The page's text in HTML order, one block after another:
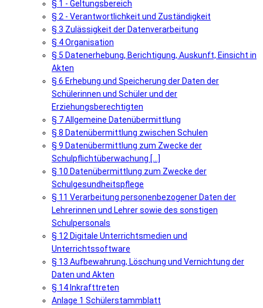
§ 1 - Geltungsbereich
§ 2 - Verantwortlichkeit und Zuständigkeit
§ 3 Zulässigkeit der Datenverarbeitung
§ 4 Organisation
§ 5 Datenerhebung, Berichtigung, Auskunft, Einsicht in
Akten
§ 6 Erhebung und Speicherung der Daten der
Schülerinnen und Schüler und der
Erziehungsberechtigten
§ 7 Allgemeine Datenübermittlung
§ 8 Datenübermittlung zwischen Schulen
§ 9 Datenübermittlung zum Zwecke der
Schulpflichtüberwachung [...]
§ 10 Datenübermittlung zum Zwecke der
Schulgesundheitspflege
§ 11 Verarbeitung personenbezogener Daten der
Lehrerinnen und Lehrer sowie des sonstigen
Schulpersonals
§ 12 Digitale Unterrichtsmedien und
Unterrichtssoftware
§ 13 Aufbewahrung, Löschung und Vernichtung der
Daten und Akten
§ 14 Inkrafttreten
Anlage 1 Schülerstammblatt